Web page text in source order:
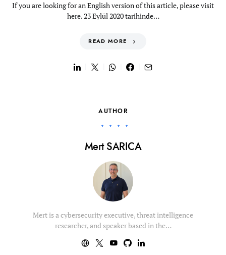
If you are looking for an English version of this article, please visit
here. 23 Eylül 2020 tarihinde…
READ MORE
AUTHOR
Mert SARICA
Mert is a cybersecurity executive, threat intelligence
researcher, and speaker based in the…